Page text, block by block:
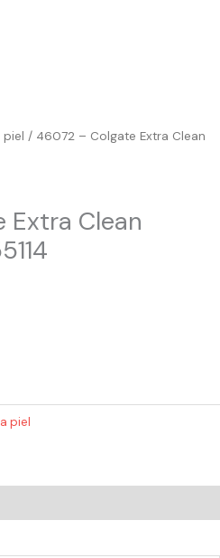
piel / 46072 – Colgate Extra Clean
Extra Clean
piel